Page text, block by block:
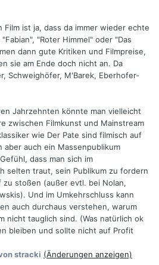
Film ist ja, dass da immer wieder echte
"Roter Himmel" oder "Das
dann gute Kritiken und Filmpreise,
sie am Ende doch nicht an. Da
Schweighöfer, M'Barek, Eberhofer-
Jahrzehnten könnte man vielleicht
zwischen Filmkunst und Mainstream
wie Der Pate sind filmisch auf
aber auch ein Massenpublikum
dass man sich im
selten traut, sein Publikum zu fordern
zu stoßen (außer evtl. bei Nolan,
Und im Umkehrschluss kann
auch durchaus verstehen, warum
nicht tauglich sind. (Was natürlich ok
bleiben und sollte nicht auf Profit
stracki (Änderungen anzeigen)